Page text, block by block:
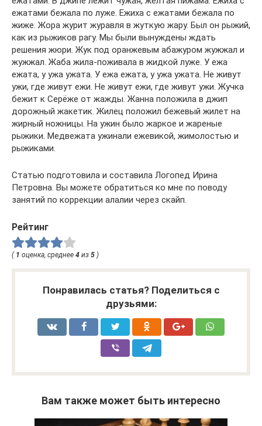
ежатами бежала по луже. Ежиха с ежатами бежала по
жиже. Жора журит журавля в жуткую жару. Был он рыжий,
как из рыжиков рагу. Мы были вынуждены ждать
решения жюри. Жук под оранжевым абажуром жужжал и
жужжал. Жаба жила-поживала в жидкой луже. У ежа
ежата, у ужа ужата. У ежа ежата, у ужа ужата. Не живут
ужи, где живут ежи. Не живут ежи, где живут ужи. Жучка
бежит к Серёже от жажды. Жанна положила в джип
дорожный жакетик. Жилец положил бежевый жилет на
жирный ножницы. На ужин было жаркое и жареные
рыжики. Медвежата ужинали ежевикой, жимолостью и
рыжиками.
Статью подготовила и составила Логопед Ирина
Петровна. Вы можете обратиться ко мне по поводу
занятий по коррекции алалии через скайп.
Рейтинг
( 1 оценка, среднее 4 из 5 )
Понравилась статья? Поделиться с
друзьями:
Вам также может быть интересно